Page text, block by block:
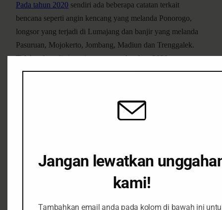
Pada tahun 2020 sendiri ada beberapa catatan terkait
bencana seperti angin kencang yang melanda Ponorogo,
longsor yang terjadi di Lumajang dan banjir yang melanda
Pasuruan, Mojokerto, Jombang, Madiun dan Trenggalek.
Tidak cukup di situ saja tercatat pada tahun 2020 menurut
data dari KLHK ada sekitar 19.148 hektar lahan dan hutan
kesulitan air bersih. Sementara di awal tahun 2021 ini kita
angka bencana, tetapi hal tersebut dapat dijadikan tolok ukur
Jangan lewatkan
kami!
Tambahkan email anda pada kolom di bawah ini